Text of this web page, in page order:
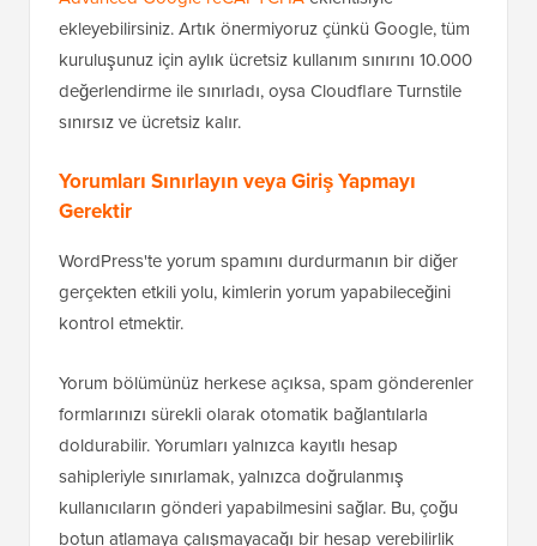
Yorumları Sınırlayın veya Giriş Yapmayı
Gerektir
WordPress'te yorum spamını durdurmanın bir diğer
kontrol etmektir.
Yorum bölümünüz herkese açıksa, spam gönderenler
formlarınızı sürekli olarak otomatik bağlantılarla
doldurabilir. Yorumları yalnızca kayıtlı hesap
kullanıcıların gönderi yapabilmesini sağlar. Bu, çoğu
botun atlamaya çalışmayacağı bir hesap verebilirlik
seviyesi zorlar.
Okuyucuların bir hesap oluşturma ve oturum açma ek
adımını tamamlamasını gerektirdiği için bu yaklaşım,